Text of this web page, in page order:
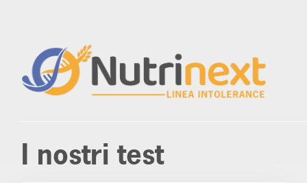
I nostri test